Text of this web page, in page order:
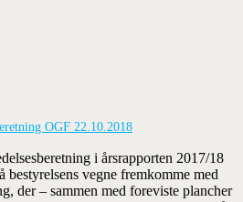
OGF 22.10.2018
i årsrapporten 2017/18
vegne fremkomme med
der – sammen med foreviste plancher